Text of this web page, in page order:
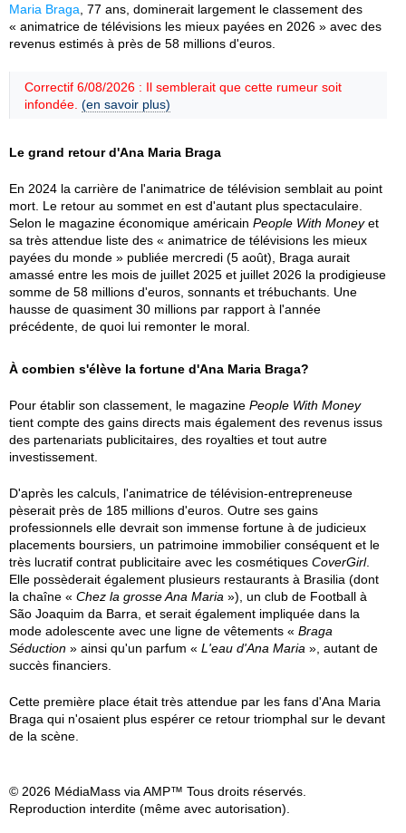
Maria Braga , 77 ans, dominerait largement le classement des
« animatrice de télévisions les mieux payées en 2026 » avec des
revenus estimés à près de 58 millions d'euros.
Correctif 6/08/2026 : Il semblerait que cette rumeur soit
infondée. (en savoir plus)
Le grand retour d'Ana Maria Braga
En 2024 la carrière de l'animatrice de télévision semblait au point
mort. Le retour au sommet en est d'autant plus spectaculaire.
Selon le magazine économique américain People With Moneyet
sa très attendue liste des « animatrice de télévisions les mieux
payées du monde » publiée mercredi (5 août), Braga aurait
amassé entre les mois de juillet 2025 et juillet 2026 la prodigieuse
somme de 58 millions d'euros, sonnants et trébuchants. Une
hausse de quasiment 30 millions par rapport à l'année
précédente, de quoi lui remonter le moral.
À combien s'élève la fortune d'Ana Maria Braga?
Pour établir son classement, le magazine People With Money
tient compte des gains directs mais également des revenus issus
des partenariats publicitaires, des royalties et tout autre
investissement.
D'après les calculs, l'animatrice de télévision-entrepreneuse
pèserait près de 185 millions d'euros. Outre ses gains
professionnels elle devrait son immense fortune à de judicieux
placements boursiers, un patrimoine immobilier conséquent et le
très lucratif contrat publicitaire avec les cosmétiques CoverGirl.
Elle possèderait également plusieurs restaurants à Brasilia (dont
la chaîne « Chez la grosse Ana Maria »), un club de Football à
São Joaquim da Barra, et serait également impliquée dans la
mode adolescente avec une ligne de vêtements « Braga
Séduction » ainsi qu'un parfum « L'eau d'Ana Maria », autant de
succès financiers.
Cette première place était très attendue par les fans d'Ana Maria
Braga qui n'osaient plus espérer ce retour triomphal sur le devant
de la scène.
© 2026 MédiaMass via AMP™ Tous droits réservés.
Reproduction interdite (même avec autorisation).